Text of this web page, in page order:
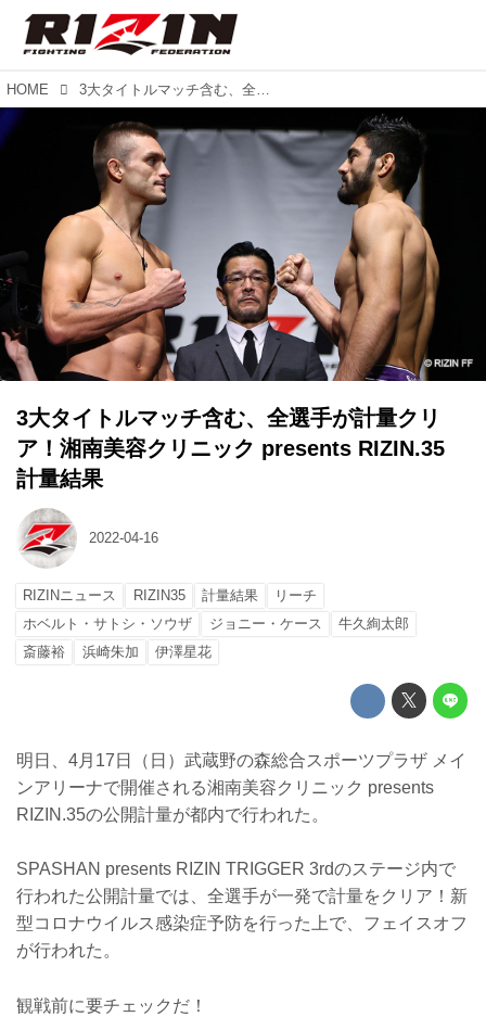
HOME 3大タイトルマッチ含む、全選手が計量クリア！湘南美容クリニック presents RIZIN.35 計量結果
3大タイトルマッチ含む、全選手が計量クリ
ア！湘南美容クリニック presents RIZIN.35
計量結果
2022-04-16
RIZINニュース RIZIN35 計量結果
リーチ
ホベルト・サトシ・ソウザ
ジョニー・ケース
牛久絢太郎
斎藤裕
浜崎朱加 伊澤星花
明日、4月17日（日）武蔵野の森総合スポーツプラザ メイ
ンアリーナで開催される湘南美容クリニック presents
RIZIN.35の公開計量が都内で行われた。
SPASHAN presents RIZIN TRIGGER 3rdのステージ内で
行われた公開計量では、全選手が一発で計量をクリア！新
型コロナウイルス感染症予防を行った上で、フェイスオフ
が行われた。
観戦前に要チェックだ！